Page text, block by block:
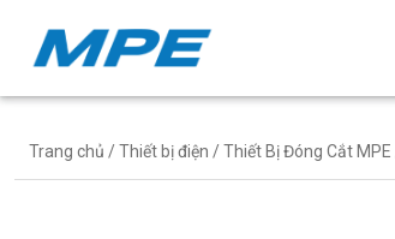
Trang chủ /Thiết bị điện /Thiết Bị Đóng Cắt MPE